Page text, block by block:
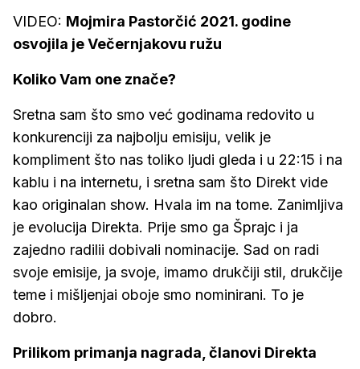
VIDEO: Mojmira Pastorčić 2021. godine
osvojila je Večernjakovu ružu
Koliko Vam one znače?
Sretna sam što smo već godinama redovito u
konkurenciji za najbolju emisiju, velik je
kompliment što nas toliko ljudi gleda i u 22:15 i na
kablu i na internetu, i sretna sam što Direkt vide
kao originalan show. Hvala im na tome. Zanimljiva
je evolucija Direkta. Prije smo ga Šprajc i ja
zajedno radilii dobivali nominacije. Sad on radi
svoje emisije, ja svoje, imamo drukčiji stil, drukčije
teme i mišljenjai oboje smo nominirani. To je
dobro.
Prilikom primanja nagrada, članovi Direkta